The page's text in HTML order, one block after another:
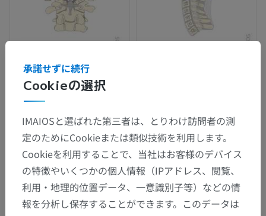
Cookieの選択
承諾せずに続行
IMAIOSと選ばれた第三者は、とりわけ訪問者の測
定のためにCookieまたは類似技術を利用します。
Cookieを利用することで、当社はお客様のデバイス
の特徴やいくつかの個人情報（IPアドレス、閲覧、
利用・地理的位置データ、一意識別子等）などの情
報を分析し保存することができます。このデータは